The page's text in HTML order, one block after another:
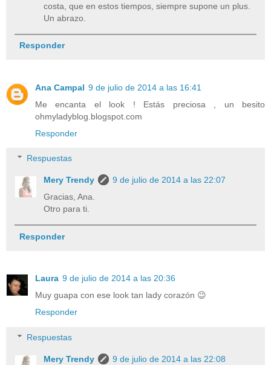
costa, que en estos tiempos, siempre supone un plus.
Un abrazo.
Responder
Ana Campal 9 de julio de 2014 a las 16:41
Me encanta el look ! Estás preciosa , un besito
ohmyladyblog.blogspot.com
Responder
Respuestas
Mery Trendy
9 de julio de 2014 a las 22:07
Gracias, Ana.
Otro para ti.
Responder
Laura 9 de julio de 2014 a las 20:36
Muy guapa con ese look tan lady corazón 😉
Responder
Respuestas
Mery Trendy
9 de julio de 2014 a las 22:08